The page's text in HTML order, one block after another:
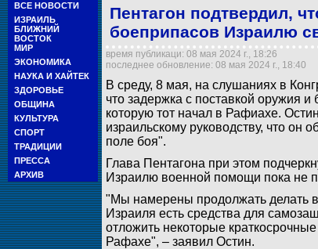
ВСЕ НОВОСТИ
ИЗРАИЛЬ
БЛИЖНИЙ
ВОСТОК
МИР
ЭКОНОМИКА
НАУКА И ХАЙТЕК
ЗДОРОВЬЕ
ОБЩИНА
КУЛЬТУРА
СПОРТ
ТРАДИЦИИ
ПРЕССА
АРХИВ
Пентагон подтвердил,
боеприпасов Израилю
время публикаци: 08 мая 2024 г., 18:26
последнее обновление: 08 мая 2024 г., 18:40
В среду, 8 мая, на слушаниях в
что задержка с поставкой оружия
которую тот начал в Рафиахе.
израильскому руководству, что он
поле боя".
Глава Пентагона при этом
Израилю военной помощи пока не
"Мы намерены продолжать делать
Израиля есть средства для
отложить некоторые
Рафахе", – заявил Остин.